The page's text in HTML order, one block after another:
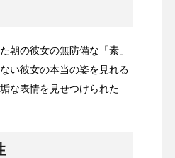
朝の彼女の無防備な「素」
い彼女の本当の姿を見れる
な表情を見せつけられた